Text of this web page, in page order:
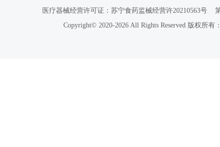
医疗器械经营许可证：苏宁食药监械经营许20210563号
Copyright© 2020-2026 All Rights Reserved 版权所